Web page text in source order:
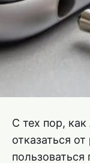
С тех пор,
отказаться